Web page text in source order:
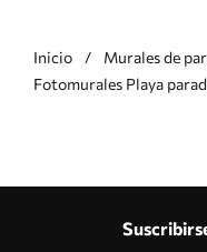
Inicio Murales de
Fotomurales Playa